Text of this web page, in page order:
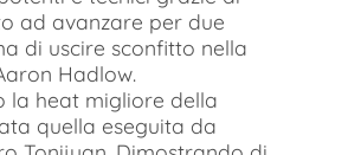
ad avanzare per due
di uscire sconfitto nella
Hadlow.
la heat migliore della
quella eseguita da